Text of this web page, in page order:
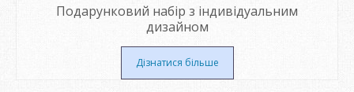
Подарунковий набір з індивідуальним
дизайном
Дізнатися більше